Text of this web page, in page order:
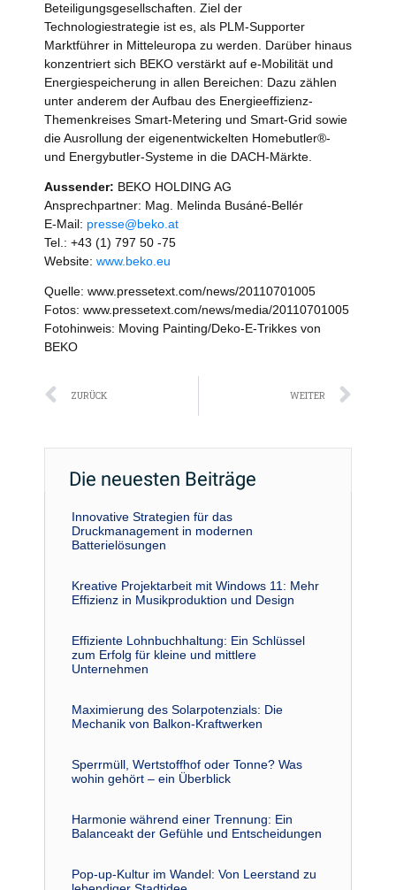
Beteiligungsgesellschaften. Ziel der
Technologiestrategie ist es, als PLM-Supporter
Marktführer in Mitteleuropa zu werden. Darüber hinaus
konzentriert sich BEKO verstärkt auf e-Mobilität und
Energiespeicherung in allen Bereichen: Dazu zählen
unter anderem der Aufbau des Energieeffizienz-
Themenkreises Smart-Metering und Smart-Grid sowie
die Ausrollung der eigenentwickelten Homebutler®-
und Energybutler-Systeme in die DACH-Märkte.
Aussender: BEKO HOLDING AG
Ansprechpartner: Mag. Melinda Busáné-Bellér
E-Mail: presse@beko.at
Tel.: +43 (1) 797 50 -75
Website: www.beko.eu
Quelle: www.pressetext.com/news/20110701005
Fotos: www.pressetext.com/news/media/20110701005
Fotohinweis: Moving Painting/Deko-E-Trikkes von
BEKO
Zurück
ZURÜCK WEITER
Die neuesten Beiträge
Innovative Strategien für das
Druckmanagement in modernen
Batterielösungen
Kreative Projektarbeit mit Windows 11: Mehr
Effizienz in Musikproduktion und Design
Effiziente Lohnbuchhaltung: Ein Schlüssel
zum Erfolg für kleine und mittlere
Unternehmen
Maximierung des Solarpotenzials: Die
Mechanik von Balkon-Kraftwerken
Sperrmüll, Wertstoffhof oder Tonne? Was
wohin gehört – ein Überblick
Harmonie während einer Trennung: Ein
Balanceakt der Gefühle und Entscheidungen
Pop-up-Kultur im Wandel: Von Leerstand zu